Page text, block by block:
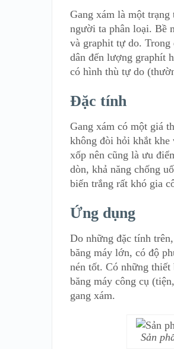
Gang xám là một trạng
người ta phân loại. Bề
và graphit tự do. Trong
dân đến lượng graphít
có hình thù tự do
Đặc tính
Gang xám có một giá
không đòi hỏi khắt khe
xốp nên cũng là ưu
dòn, khả năng chống
biến trắng rất khó gia
Ứng dụng
Do những đặc tính
băng máy lớn, có độ
nén tốt. Có những
băng máy công cụ
gang xám.
Sản